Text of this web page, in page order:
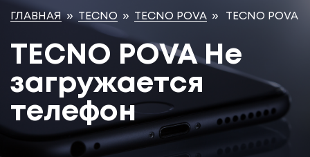
ГЛАВНАЯ » TECNO » TECNO POVA » TECNO
TECNO POVA Не
загружается
телефон